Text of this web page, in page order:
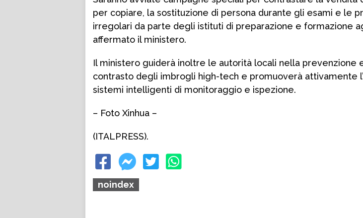
per copiare, la sostituzione di persona durante gli esami e le
irregolari da parte degli istituti di preparazione e formazione
affermato il ministero.
Il ministero guiderà inoltre le autorità locali nella prevenzione
contrasto degli imbrogli high-tech e promuoverà attivamente
sistemi intelligenti di monitoraggio e ispezione.
– Foto Xinhua –
(ITALPRESS).
noindex